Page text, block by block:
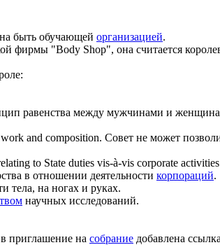
быть обучающей организацией.
фирмы "Body Shop", она считается
равенства между мужчинами и
and composition. Совет не может
to State duties vis-à-vis corporate
в отношении деятельности корпораций.
тела, на ногах и руках.
научных исследований.
приглашение на собрание добавлена